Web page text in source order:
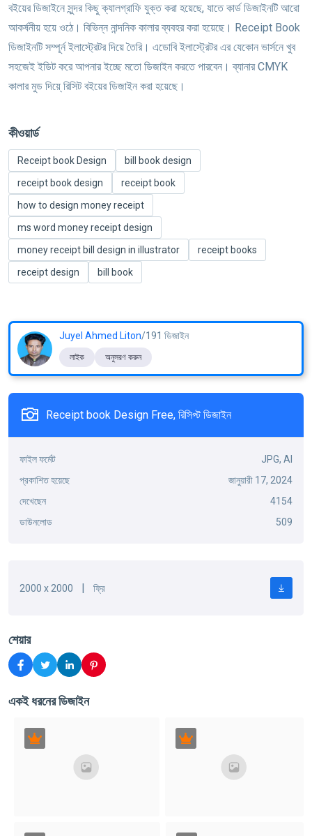
বইয়ের ডিজাইনে সুন্দর কিছু ক্যালগ্রাফি যুক্ত করা হয়েছে, যাতে কার্ড ডিজাইনটি আরো
আকর্ষনীয় হয়ে ওঠে। বিভিন্ন নান্দনিক কালার ব্যবহর করা হয়েছে। Receipt Book
ডিজাইনটি সম্পূর্ন ইলাস্ট্রেটর দিয়ে তৈরি। এডোবি ইলাস্ট্রেটর এর যেকোন ভার্সনে খুব
সহজেই ইডিট করে আপনার ইচ্ছে মতো ডিজাইন করতে পারবেন। ব্যানার CMYK
কালার মুড দিয়ে্ রিসিট বইয়ের ডিজাইন করা হয়েছে।
কীওয়ার্ড
Receipt book Design
bill book design
receipt book design
receipt book
how to design money receipt
ms word money receipt design
money receipt bill design in illustrator
receipt books
receipt design
bill book
Juyel Ahmed Liton/191 ডিজাইন
লাইক অনুসরণ করুন
Receipt book Design Free, রিসিপ্ট ডিজাইন
ফাইল ফর্মেট
JPG, AI
প্রকাশিত হয়েছে
জানুয়ারী 17, 2024
দেখেছেন
4154
ডাউনলোড
509
2000 x 2000 | ফ্রি
শেয়ার
একই ধরনের ডিজাইন